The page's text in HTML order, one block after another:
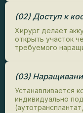
(02) Доступ к
Хирург делает
открыть участок
требуемого
(03)
Устанавливается
индивидуально